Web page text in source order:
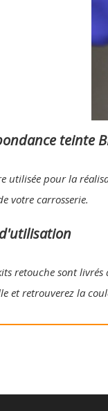
teinte
utilisée pour la
votre carrosserie.
retouche sont
et retrouverez la